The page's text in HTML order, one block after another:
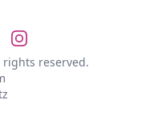
Instagram
reserved.